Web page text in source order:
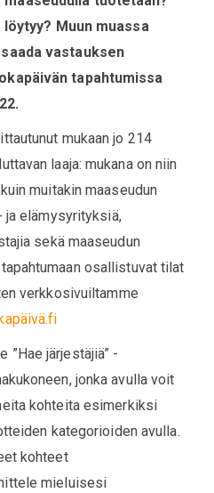
Muun muassa
vastauksen
tapahtumissa
mukaan jo 214
laaja: mukana on niin
muitakin maaseudun
ja elämysyrityksiä,
sekä maaseudun
osallistuvat tilat
verkkosivuiltamme
”Hae järjestäjiä” -
jonka avulla voit
kohteita esimerkiksi
kategorioiden avulla.
kohteet
mieluisesi